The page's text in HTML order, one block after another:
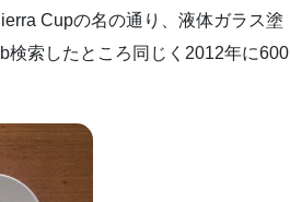
Cupの名の通り、液体ガラス塗
検索したところ同じく2012年に600